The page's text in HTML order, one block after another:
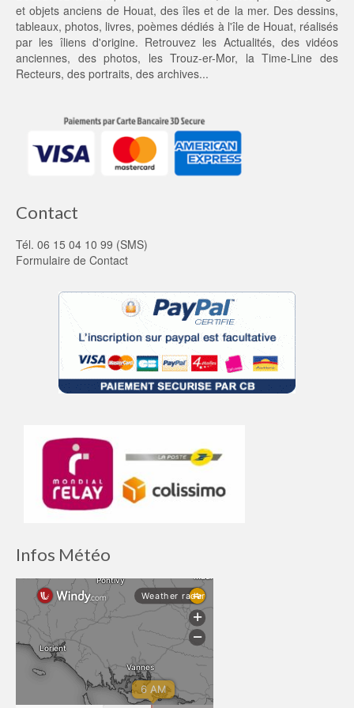
0
0 €.
et objets anciens de Houat, des îles et de la mer. Des dessins,
tableaux, photos, livres, poèmes dédiés à l'île de Houat, réalisés
par les îliens d'origine. Retrouvez les Actualités, des vidéos
anciennes, desphotos, lesTrouz-er-Mor, laTime-Line des
Recteurs, des portraits, des archives...
Contact
Tél. 06 15 04 10 99 (SMS)
Formulaire de Contact
Infos Météo